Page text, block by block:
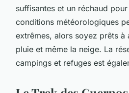
suffisantes et un réchaud
conditions météorologiques
extrêmes, alors soyez prêts à
pluie et même la neige. La
campings et refuges est